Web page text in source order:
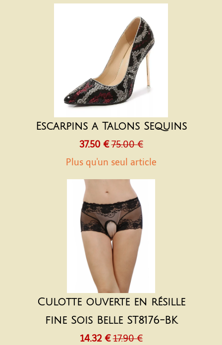
Escarpins a Talons Sequins
37.50 € 75.00 €
Plus qu'un seul article
Culotte ouverte en résille
fine Sois Belle ST8176-BK
14.32 € 17.90 €